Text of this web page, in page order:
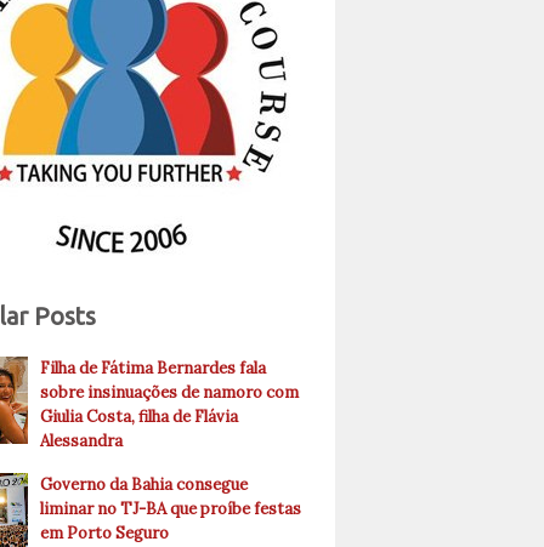
Posts
Filha de Fátima Bernardes fala
sobre insinuações de namoro com
Giulia Costa, filha de Flávia
Alessandra
Governo da Bahia consegue
liminar no TJ-BA que proíbe festas
em Porto Seguro